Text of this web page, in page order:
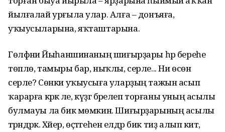
йылғалай урғыла улар. Алға – донъяға,
уҡыусыларына, яҡташтарына.
Гөлфәниә Йыһаншинаның шиғырҙары һәр береһе
төплө, тамыры бар, ныҡлы, серле... Ни өсөн
серле? Сөнки уҡыусыға уларҙың тажын асып
ҡарарға кәрәк әле, күҙгә бәрелеп торғаны уның асылы
булмауы ла бик мөмкин. Шиғырҙарының асылы
тәрәндәрәк. Хәйер, өҫтәгеһен елдәр бик тиҙ алып китә,